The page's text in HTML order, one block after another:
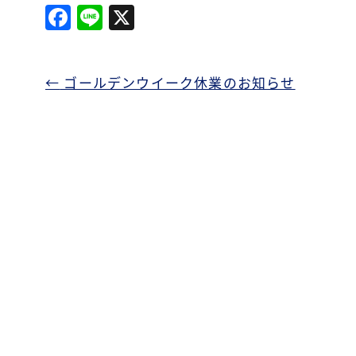
F
a
c
e
Li
n
e
← ゴールデンウイーク休業のお知らせ